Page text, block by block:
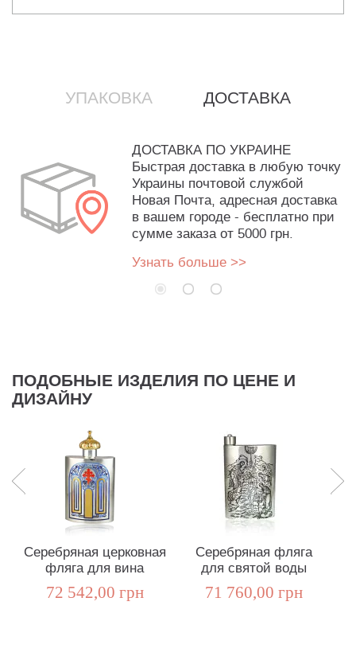
УПАКОВКА ДОСТАВКА
ДОСТАВКА ПО УКРАИНЕ
Быстрая доставка в любую точку
Украины почтовой службой
Новая Почта, адресная доставка
в вашем городе - бесплатно при
сумме заказа от 5000 грн.
Узнать больше >>
ПОДОБНЫЕ ИЗДЕЛИЯ ПО ЦЕНЕ И
ДИЗАЙНУ
Серебряная церковная
фляга для вина
72 542,00 грн
Серебряная фляга
для святой воды
71 760,00 грн